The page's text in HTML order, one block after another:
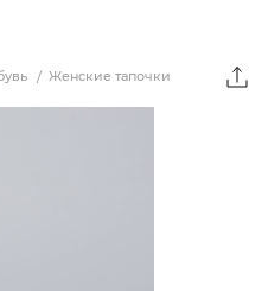
Женские тапочки